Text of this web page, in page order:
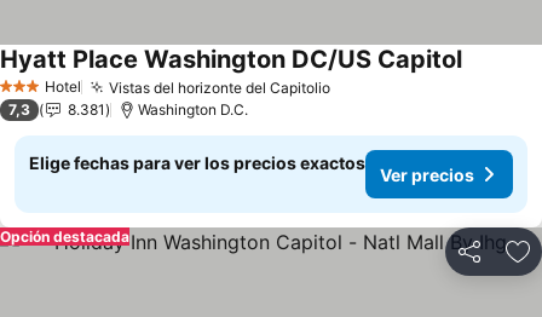
3 Estrellas
Hotel Vistas del horizonte del CapitolioVer precios
Hyatt Place Washington DC/US CapitolVer
7,3 8.381 Washington D.C.
Elige fechas para ver los precios exactos
Ver precios
Compartir
Opción destacada